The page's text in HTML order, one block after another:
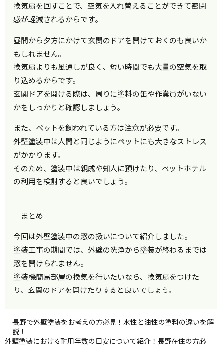
換気扇を回すことで、空気を入れ替えることができて密閉
感が軽減されるからです。
昼間から夕方にかけて玄関のドアを開けておくのも良いか
もしれません。
換気扇よりも風通しが良く、短い時間でも大量の空気を取
り込めるからです。
玄関ドアを開ける際は、周りに塗料の缶や作業員がいない
かをしっかりと確認しましょう。
また、ペットを飼われている方は注意が必要です。
外壁塗装中は人間と同じようにペットにも大きなストレス
がかかります。
そのため、塗装中は親戚や知人に預けたり、ペットホテル
の利用を検討すると良いでしょう。
□まとめ
今回は外壁塗装中の窓の扱いについて紹介しました。
塗装工事の期間では、外壁の洗浄から塗装が終わるまでは
窓を開けられません。
塗装機簡易部屋の換気を行いたいなら、換気扇をつけた
り、玄関のドアを開けたりすると良いでしょう。
長野で外壁塗装をお考えの方必見！水性と油性の塗料の違いを解
説！
外壁塗装における耐用年数の目安について紹介！長野在住の方必